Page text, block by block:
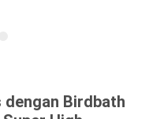
dengan Birdbath